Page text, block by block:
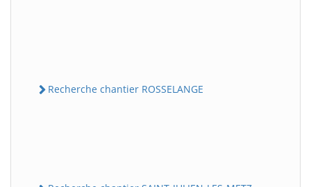
Recherche chantier ROSSELANGE